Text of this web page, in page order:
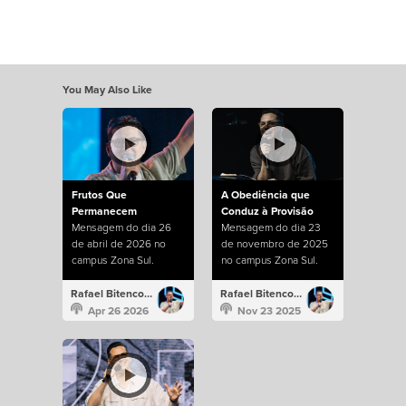
You May Also Like
Frutos Que
Permanecem
Mensagem do dia 26
de abril de 2026 no
campus Zona Sul.
Rafael Bitencourt
Apr 26 2026
A Obediência que
Conduz à Provisão
Mensagem do dia 23
de novembro de 2025
no campus Zona Sul.
Rafael Bitencourt
Nov 23 2025